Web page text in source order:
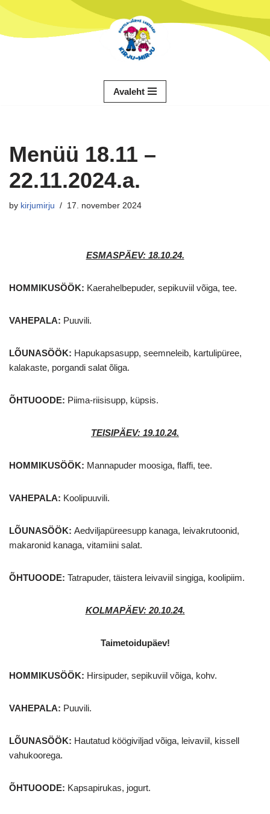
Avaleht
Menüü 18.11 –
22.11.2024.a.
by kirjumirju 17. november 2024
ESMASPÄEV: 18.10.24.
HOMMIKUSÖÖK: Kaerahelbepuder, sepikuviil võiga, tee.
VAHEPALA: Puuvili.
LÕUNASÖÖK: Hapukapsasupp, seemneleib, kartulipüree,
kalakaste, porgandi salat õliga.
ÕHTUOODE: Piima-riisisupp, küpsis.
TEISIPÄEV: 19.10.24.
HOMMIKUSÖÖK: Mannapuder moosiga, flaffi, tee.
VAHEPALA: Koolipuuvili.
LÕUNASÖÖK: Aedviljapüreesupp kanaga, leivakrutoonid,
makaronid kanaga, vitamiini salat.
ÕHTUOODE: Tatrapuder, täistera leivaviil singiga, koolipiim.
KOLMAPÄEV: 20.10.24.
Taimetoidupäev!
HOMMIKUSÖÖK: Hirsipuder, sepikuviil võiga, kohv.
VAHEPALA: Puuvili.
LÕUNASÖÖK: Hautatud köögiviljad võiga, leivaviil, kissell
vahukoorega.
ÕHTUOODE: Kapsapirukas, jogurt.